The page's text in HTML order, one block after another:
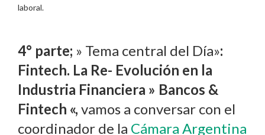
laboral.
4° parte; » Tema central del Día»:
Fintech. La Re- Evolución en la
Industria Financiera » Bancos &
Fintech «, vamos a conversar con el
coordinador de la Cámara Argentina